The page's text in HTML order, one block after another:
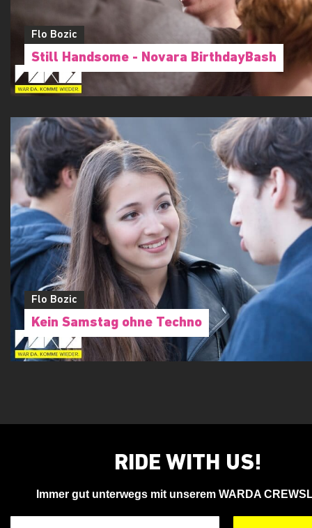
Flo Bozic
Still Handsome - Novara BirthdayBash
Flo Bozic
Kein Samstag ohne Techno
RIDE WITH US!
Immer gut unterwegs mit unserem WARDA